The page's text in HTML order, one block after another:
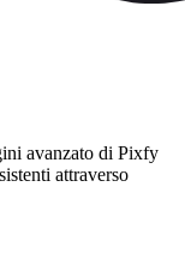
avanzato di Pixfy
attraverso